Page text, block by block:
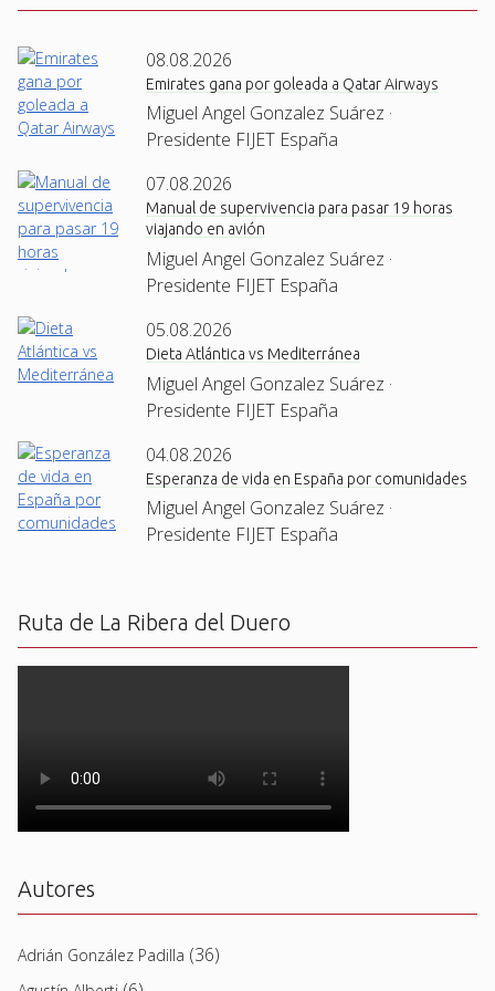
08.08.2026
Emirates gana por goleada a Qatar Airways
Miguel Angel Gonzalez Suárez ·
Presidente FIJET España
07.08.2026
Manual de supervivencia para pasar 19 horas
viajando en avión
Miguel Angel Gonzalez Suárez ·
Presidente FIJET España
05.08.2026
Dieta Atlántica vs Mediterránea
Miguel Angel Gonzalez Suárez ·
Presidente FIJET España
04.08.2026
Esperanza de vida en España por comunidades
Miguel Angel Gonzalez Suárez ·
Presidente FIJET España
Ruta de La Ribera del Duero
Autores
Adrián González Padilla (36)